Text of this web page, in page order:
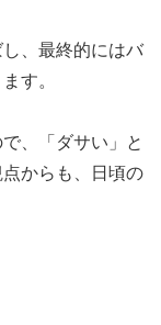
、最終的にはバ
す。
、「ダサい」と
からも、日頃の